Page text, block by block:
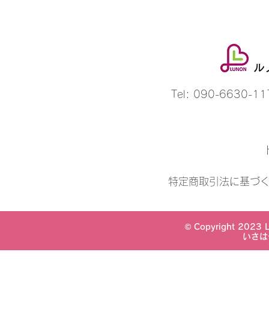
ル
Tel: 090-6630-
特定商取引法に基づ
© Copyright 2023
いさ